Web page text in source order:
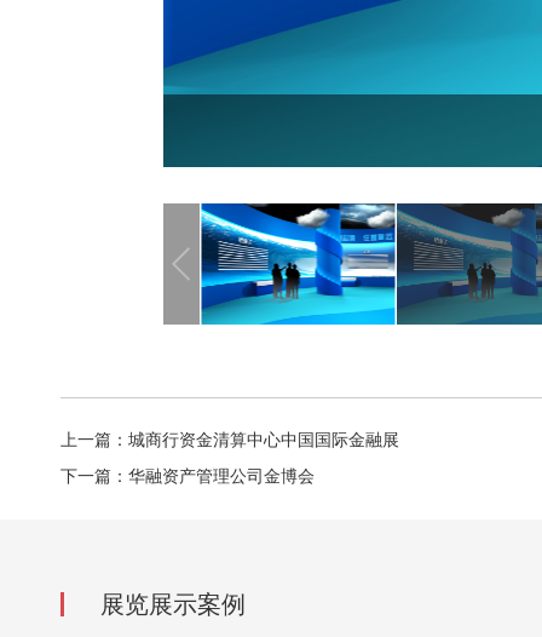
上一篇：城商行资金清算中心中国国际金融展
下一篇：华融资产管理公司金博会
展览展示案例